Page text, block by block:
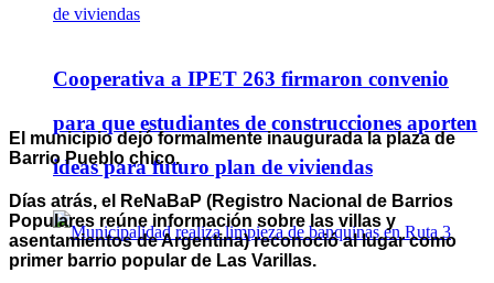
Cooperativa a IPET 263 firmaron convenio
para que estudiantes de construcciones aporten
ideas para futuro plan de viviendas
El municipio dejó formalmente inaugurada la plaza de
Barrio Pueblo chico.
Días atrás, el ReNaBaP (Registro Nacional de Barrios
Populares reúne información sobre las villas y
asentamientos de Argentina) reconoció al lugar como
primer barrio popular de Las Varillas.